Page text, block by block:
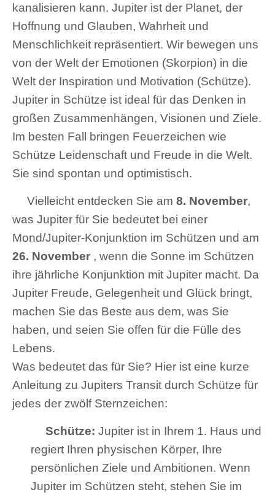
kanalisieren kann. Jupiter ist der Planet, der
Hoffnung und Glauben, Wahrheit und
Menschlichkeit repräsentiert. Wir bewegen uns
von der Welt der Emotionen (Skorpion) in die
Welt der Inspiration und Motivation (Schütze).
Jupiter in Schütze ist ideal für das Denken in
großen Zusammenhängen, Visionen und Ziele.
Im besten Fall bringen Feuerzeichen wie
Schütze Leidenschaft und Freude in die Welt.
Sie sind spontan und optimistisch.
Vielleicht entdecken Sie am 8. November,
was Jupiter für Sie bedeutet bei einer
Mond/Jupiter-Konjunktion im Schützen und am
26. November , wenn die Sonne im Schützen
ihre jährliche Konjunktion mit Jupiter macht. Da
Jupiter Freude, Gelegenheit und Glück bringt,
machen Sie das Beste aus dem, was Sie
haben, und seien Sie offen für die Fülle des
Lebens.
Was bedeutet das für Sie? Hier ist eine kurze
Anleitung zu Jupiters Transit durch Schütze für
jedes der zwölf Sternzeichen:
Schütze: Jupiter ist in Ihrem 1. Haus und
regiert Ihren physischen Körper, Ihre
persönlichen Ziele und Ambitionen. Wenn
Jupiter im Schützen steht, stehen Sie im